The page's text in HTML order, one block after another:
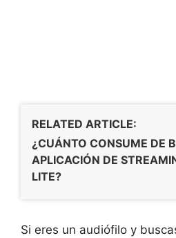
RELATED ARTICLE:
¿CUÁNTO CONSUME DE
APLICACIÓN DE
LITE?
Si eres un audiófilo y